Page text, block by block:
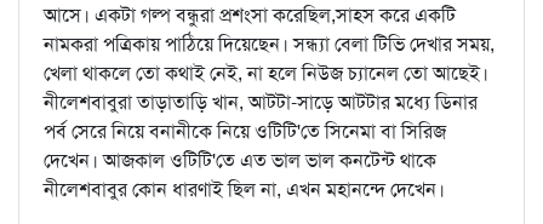
আসে। একটা গল্প বন্ধুরা প্রশংসা করেছিল,সাহস করে একটি
নামকরা পত্রিকায় পাঠিয়ে দিয়েছেন। সন্ধ্যা বেলা টিভি দেখার সময়,
খেলা থাকলে তো কথাই নেই, না হলে নিউজ চ্যানেল তো আছেই।
নীলেশবাবুরা তাড়াতাড়ি খান, আটটা-সাড়ে আটটার মধ্যে ডিনার
পর্ব সেরে নিয়ে বনানীকে নিয়ে ওটিটি'তে সিনেমা বা সিরিজ
দেখেন। আজকাল ওটিটি'তে এত ভাল ভাল কনটেন্ট থাকে
নীলেশবাবুর কোন ধারণাই ছিল না, এখন মহানন্দে দেখেন।